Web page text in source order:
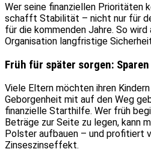
Wer seine finanziellen Prioritäten
schafft Stabilität – nicht nur für
für die kommenden Jahre. So
Organisation langfristige
Früh für später sorgen:
Viele Eltern möchten ihren
Geborgenheit mit auf den Weg
finanzielle Starthilfe. Wer früh
Beträge zur Seite zu legen, kann
Polster aufbauen – und profitiert
Zinseszinseffekt.